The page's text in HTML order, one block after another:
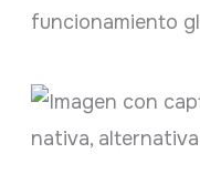
funcionamiento